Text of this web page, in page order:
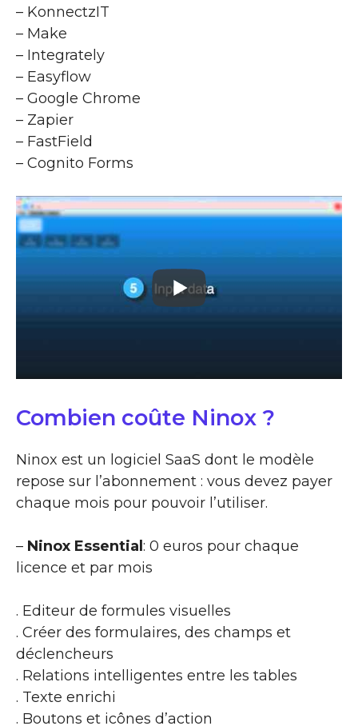
– KonnectzIT
– Make
– Integrately
– Easyflow
– Google Chrome
– Zapier
– FastField
– Cognito Forms
Combien coûte Ninox ?
Ninox est un logiciel SaaS dont le modèle
repose sur l’abonnement : vous devez payer
chaque mois pour pouvoir l’utiliser.
– Ninox Essential : 0 euros pour chaque
licence et par mois
. Editeur de formules visuelles
. Créer des formulaires, des champs et
déclencheurs
. Relations intelligentes entre les tables
. Texte enrichi
. Boutons et icônes d’action